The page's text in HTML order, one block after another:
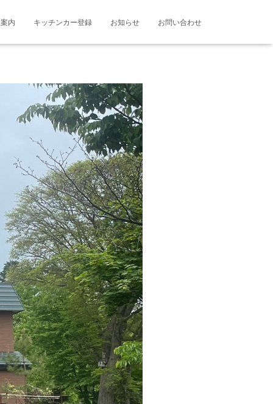
内 キッチンカー登録 お知らせ お問い合わせ